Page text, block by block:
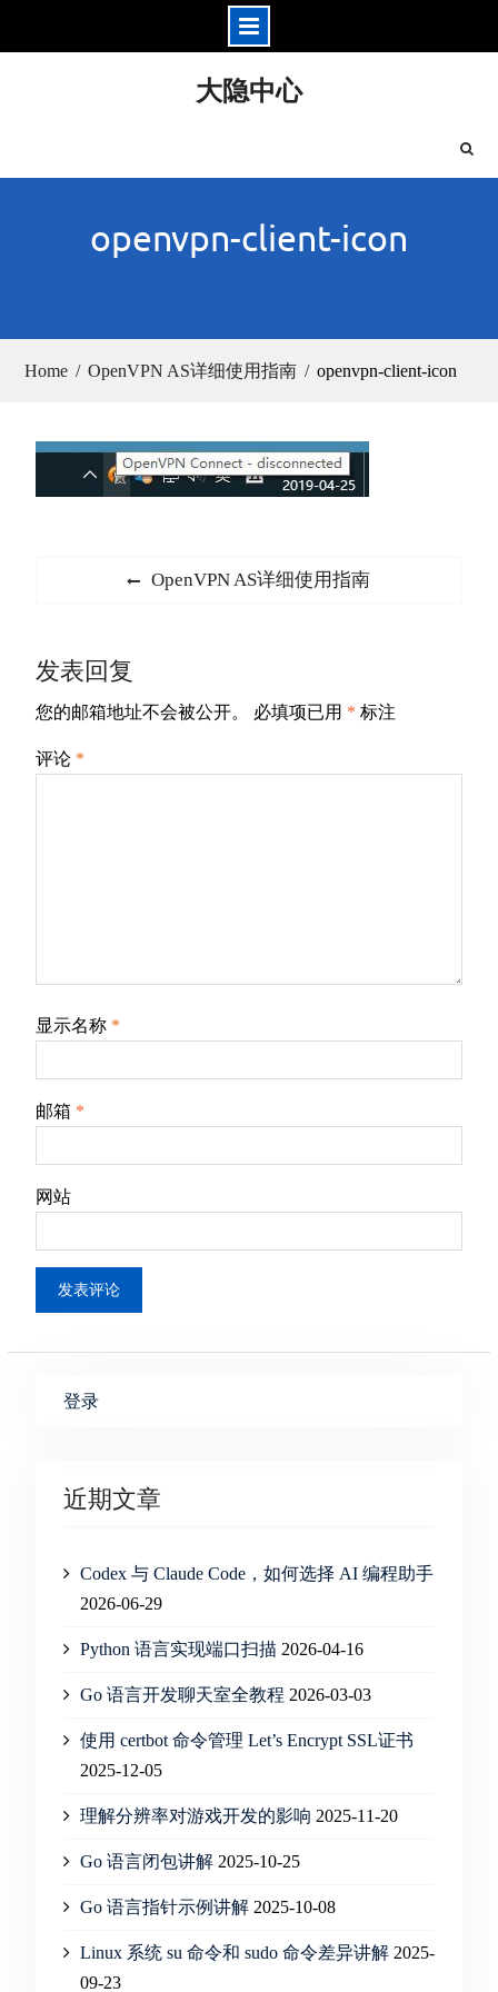
大隐中心
openvpn-client-icon
Home OpenVPN AS详细使用指南 openvpn-client-icon
航
Previous
OpenVPN AS详细使用指南
发表回复
您的邮箱地址不会被公开。 必填项已用 * 标注
评论 *
显示名称 *
邮箱 *
网站
登录
近期文章
Codex 与 Claude Code，如何选择 AI 编程助手
2026-06-29
Python 语言实现端口扫描 2026-04-16
Go 语言开发聊天室全教程 2026-03-03
使用 certbot 命令管理 Let’s Encrypt SSL证书
2025-12-05
理解分辨率对游戏开发的影响 2025-11-20
Go 语言闭包讲解 2025-10-25
Go 语言指针示例讲解 2025-10-08
Linux 系统 su 命令和 sudo 命令差异讲解 2025-
09-23